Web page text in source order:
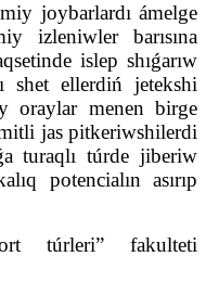
joybarlardı ámelge
izleniwler barısına
islep shıǵarıw
shet ellerdiń jetekshi
oraylar menen birge
jas pitkeriwshilerdi
turaqlı túrde jiberiw
potencialın asırıp
túrleri” fakulteti